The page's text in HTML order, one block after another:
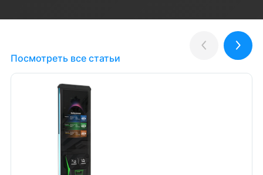
Посмотреть все статьи
Назад